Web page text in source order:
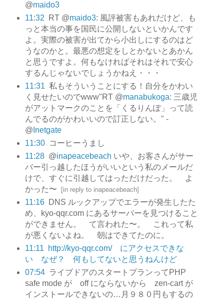
@maido3
11:32
RT @maido3: 風評被害もあれだけど、も
っと本当の事を国民に公開しないといかんです
よ。実際の被害が出てから小出しにするのはど
うなのかと。最悪の想定をしとかないとあかん
と思うですよ。何もなければそれはそれで安心
するんじゃないでしょうかねえ・・・
11:31 私もそういうことにする！自分をかわい
く見せたいのでwww"RT @manabukoga: 三歳児
がアットマークのことを「くるりんぽ」って読
んでるのがかわいいので訂正しない。" -
@ Inetgate
11:30
コーヒーうまし
11:28 @inapeacebeach いや、お客さんがサー
バー引っ越したほうがいいという私のメールだ
けで、すぐに引越してはっただけだった。 よ
かった〜 [in reply to inapeacebeach]
11:16
DNS ルックアップでエラーが発生したた
め、kyo-qqr.com にあるサーバーを見つけること
ができません。 て言われた〜。 これって私
が悪くないよね。 朝はできてたのに。
11:11
http://kyo-qqr.com/ にアクセスできな
い なぜ？ 何もしてないと思うねんけど
07:54 ライブドアのスタートプランってPHP
safe mode が off にならないから zen-cart が
インストールできないの…月９８０円もするの